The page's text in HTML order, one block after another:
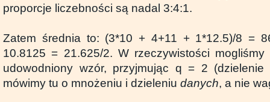
proporcje liczebności są nadal 3:4:1.
Zatem średnia to: (3*10 + 4+11 + 1*12.5)/8 =
10.8125 = 21.625/2. W rzeczywistości
udowodniony wzór, przyjmując q = 2 (dzielenie
mówimy tu o mnożeniu i dzieleniu danych, a nie